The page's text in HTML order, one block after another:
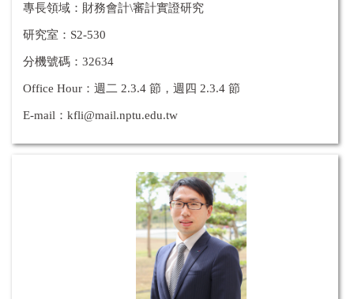
專長領域： 財務會計\審計實證研究
研究室：S2-530
分機號碼：32634
Office Hour： 週二 2.3.4 節，週四 2.3.4 節
E-mail： kfli@mail.nptu.edu.tw